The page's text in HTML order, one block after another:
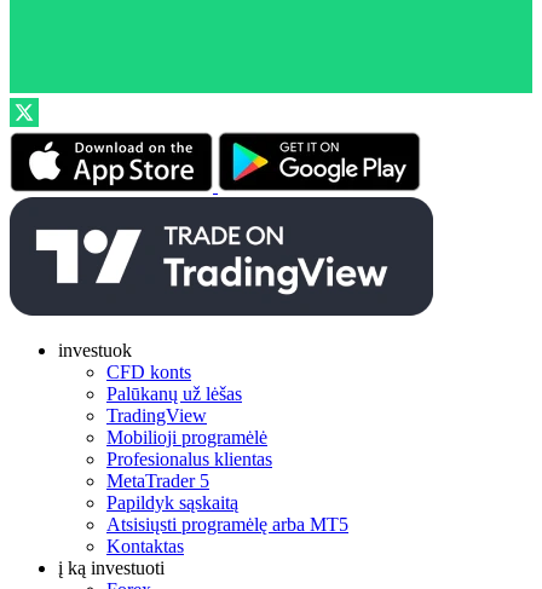
investuok
CFD konts
Palūkanų už lėšas
TradingView
Mobilioji programėlė
Profesionalus klientas
MetaTrader 5
Papildyk sąskaitą
Atsisiųsti programėlę arba MT5
Kontaktas
į ką investuoti